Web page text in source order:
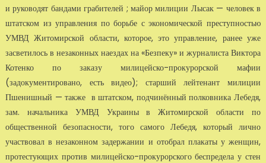
и руководят бандами грабителей ; майор милиции Лысак — человек в
штатском из управления по борьбе с экономической преступностью
УМВД Житомирской области, которое, это управление, ранее уже
засветилось в незаконных наездах на «Безпеку» и журналиста Виктора
Котенко по заказу милицейско-прокурорской мафии
(задокументировано, есть видео); старший лейтенант милиции
Пшенишный — также в штатском, подчинённый полковника Лебедя,
зам. начальника УМВД Украины в Житомирской области по
общественной безопасности, того самого Лебедя, который лично
участвовал в незаконном задержании и отобрал плакаты у женщин,
протестующих против милицейско-прокурорского беспредела у стен